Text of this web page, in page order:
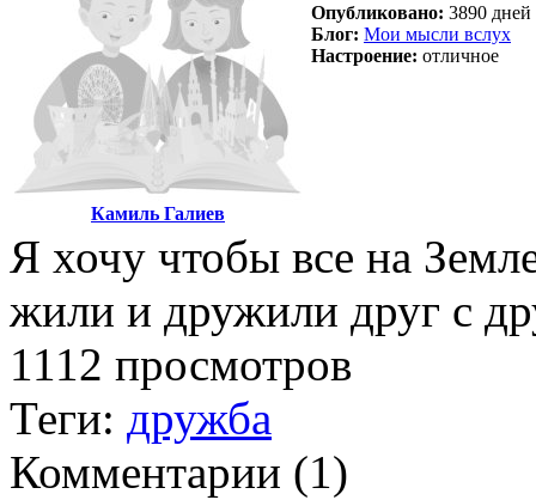
Камиль Галиев
Опубликовано: 3890 дней
Блог: Мои мысли вслух
Настроение: отличное
Я хочу чтобы все на
жили и дружили друг с
1112 просмотров
Теги: дружба
Комментарии (1 )